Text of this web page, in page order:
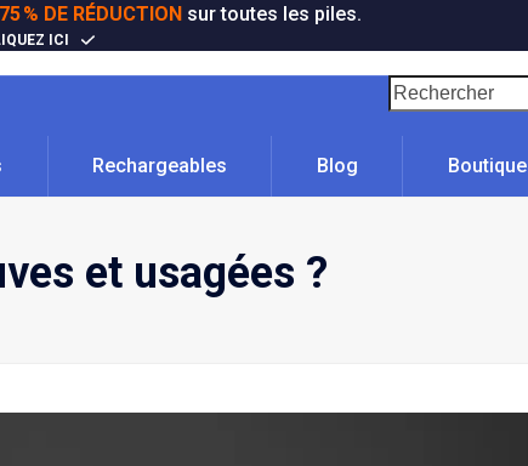
75 % DE RÉDUCTION sur toutes les piles.
ICI
Rechercher
Rechargeables Blog Boutique
et usagées ?